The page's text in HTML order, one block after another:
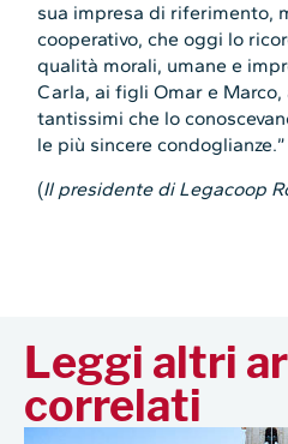
sua impresa di riferimento,
cooperativo, che oggi lo
qualità morali, umane e
Carla, ai figli Omar e
tantissimi che lo
le più sincere condoglianze.”
(Il presidente di Legacoop
Leggi altri
correlati